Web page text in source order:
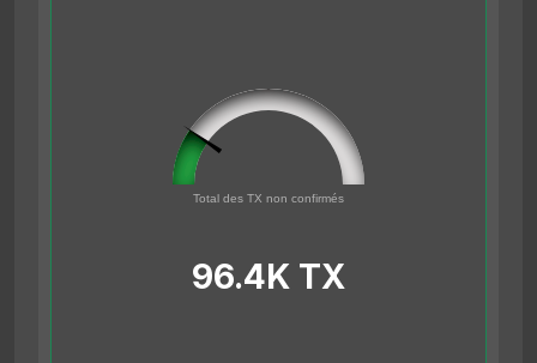
Total des TX non confirmés500000
96.4K TX